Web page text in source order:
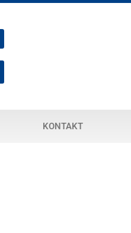
KONTAKT